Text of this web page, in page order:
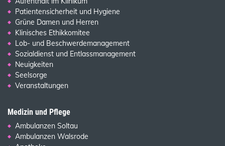
Patientensicherheit und Hygiene
Grüne Damen und Herren
Klinisches Ethikkomitee
Lob- und Beschwerdemanagement
Sozialdienst und Entlassmanagement
Neuigkeiten
Seelsorge
Veranstaltungen
Medizin und Pflege
Ambulanzen Soltau
Ambulanzen Walsrode